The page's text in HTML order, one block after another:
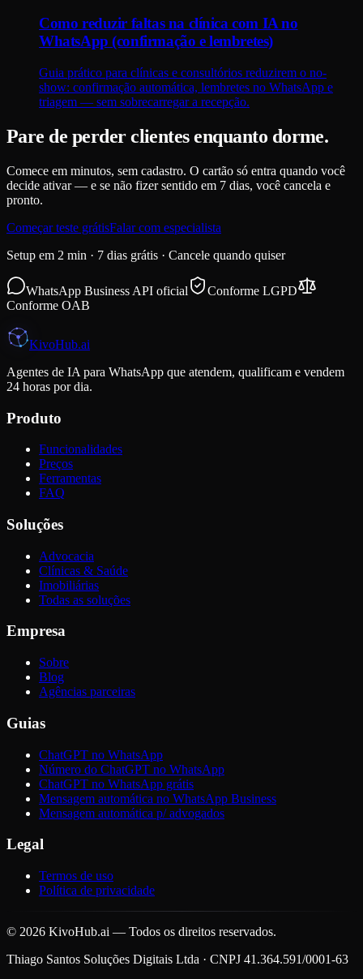
Como reduzir faltas na clínica com IA no
WhatsApp (confirmação e lembretes)
Guia prático para clínicas e consultórios reduzirem o no-
show: confirmação automática, lembretes no WhatsApp e
triagem — sem sobrecarregar a recepção.
Pare de perder clientes enquanto dorme.
Comece em minutos, sem cadastro. O cartão só entra quando você
decide ativar — e se não fizer sentido em 7 dias, você cancela e
pronto.
Começar teste grátisFalar com especialista
Setup em 2 min · 7 dias grátis · Cancele quando quiser
WhatsApp Business API oficial
Conforme LGPD
Conforme OAB
KivoHub.ai
Agentes de IA para WhatsApp que atendem, qualificam e vendem
24 horas por dia.
Produto
Funcionalidades
Preços
Ferramentas
FAQ
Soluções
Advocacia
Clínicas & Saúde
Imobiliárias
Todas as soluções
Empresa
Sobre
Blog
Agências parceiras
Guias
ChatGPT no WhatsApp
Número do ChatGPT no WhatsApp
ChatGPT no WhatsApp grátis
Mensagem automática no WhatsApp Business
Mensagem automática p/ advogados
Legal
Termos de uso
Política de privacidade
© 2026 KivoHub.ai — Todos os direitos reservados.
Thiago Santos Soluções Digitais Ltda · CNPJ 41.364.591/0001-63